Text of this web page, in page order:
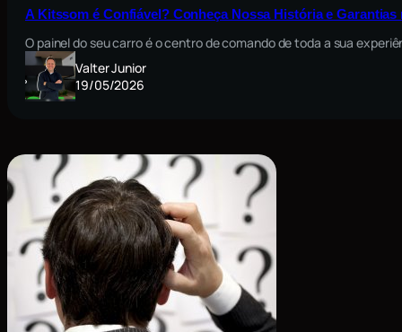
A Kitssom é Confiável? Conheça Nossa História e
O painel do seu carro é o centro de comando de toda a sua
Valter Junior
19/05/2026